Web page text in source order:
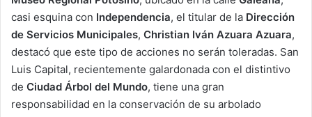
casi esquina con Independencia, el titular de la Dirección
de Servicios Municipales, Christian Iván Azuara Azuara,
destacó que este tipo de acciones no serán toleradas. San
Luis Capital, recientemente galardonada con el distintivo
de Ciudad Árbol del Mundo, tiene una gran
responsabilidad en la conservación de su arbolado